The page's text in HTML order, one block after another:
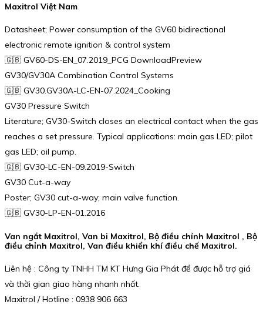
Maxitrol Việt Nam
Datasheet; Power consumption of the GV60 bidirectional
electronic remote ignition & control system
🇬🇧 GV60-DS-EN_07.2019_PCG DownloadPreview
GV30/GV30A Combination Control Systems
🇬🇧 GV30.GV30A-LC-EN-07.2024_Cooking
GV30 Pressure Switch
Literature; GV30-Switch closes an electrical contact when the gas
reaches a set pressure. Typical applications: main gas LED; pilot
gas LED; oil pump.
🇬🇧 GV30-LC-EN-09.2019-Switch
GV30 Cut-a-way
Poster; GV30 cut-a-way; main valve function.
🇬🇧 GV30-LP-EN-01.2016
Van ngắt Maxitrol, Van bi Maxitrol, Bộ điều chỉnh Maxitrol , Bộ
điều chỉnh Maxitrol, Van điều khiển khí điều chế Maxitrol.
Liên hệ : Công ty TNHH TM KT Hưng Gia Phát để được hỗ trợ giá
và thời gian giao hàng nhanh nhất.
Maxitrol / Hotline : 0938 906 663